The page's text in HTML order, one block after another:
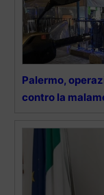
Palermo,
contro la